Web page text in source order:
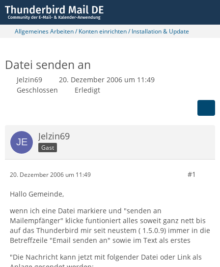
Allgemeines Arbeiten / Konten einrichten / Installation & Update
Datei senden an
Jelzin69
20. Dezember 2006 um 11:49
Geschlossen
Erledigt
Jelzin69
Gast
20. Dezember 2006 um 11:49 #1
Hallo Gemeinde,
wenn ich eine Datei markiere und "senden an
Mailempfänger" klicke funtioniert alles soweit ganz nett bis
auf das Thunderbird mir seit neustem ( 1.5.0.9) immer in die
Betreffzeile "Email senden an" sowie im Text als erstes
"Die Nachricht kann jetzt mit folgender Datei oder Link als